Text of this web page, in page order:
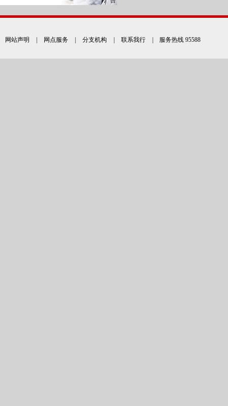
网站声明 网点服务 分支机构 联系我行 | 服务热线 95588